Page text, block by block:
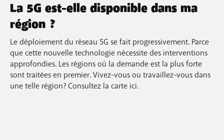
La 5G est-elle disponible dans ma
région ?
Le déploiement du réseau 5G se fait progressivement. Parce
que cette nouvelle technologie nécessite des interventions
approfondies. Les régions où la demande est la plus forte
sont traitées en premier. Vivez-vous ou travaillez-vous dans
une telle région? Consultez la carte ici.